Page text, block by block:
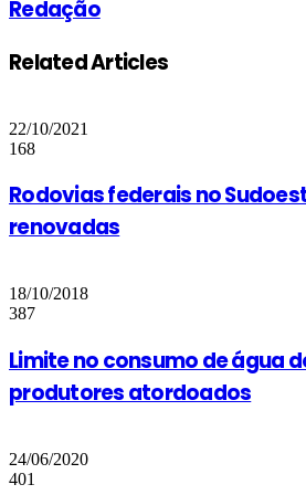
Redação
Related Articles
22/10/2021
168
Rodovias federais no
renovadas
18/10/2018
387
Limite no consumo de água
produtores atordoados
24/06/2020
401